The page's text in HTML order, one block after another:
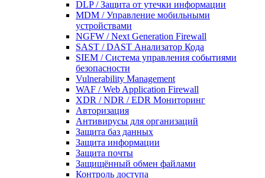
DLP / Защита от утечки информации
MDM / Управление мобильными
устройствами
NGFW / Next Generation Firewall
SAST / DAST Анализатор Кода
SIEM / Система управления событиями
безопасности
Vulnerability Management
WAF / Web Application Firewall
XDR / NDR / EDR Мониторинг
Авторизация
Антивирусы для организаций
Защита баз данных
Защита информации
Защита почты
Защищённый обмен файлами
Контроль доступа